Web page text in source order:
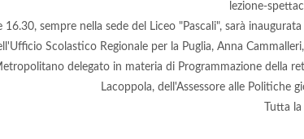
lezione-
16.30, sempre nella sede del Liceo "Pascali", sarà
Scolastico Regionale per la Puglia, Anna
delegato in materia di Programmazione della
Lacoppola, dell'Assessore alle Politiche
Tutta